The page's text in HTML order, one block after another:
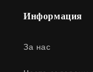
Информация
За нас